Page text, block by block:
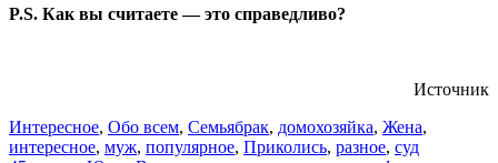
P.S. Как вы считаете — это справедливо?
Источник
Интересное, Обо всем, Семьябрак, домохозяйка, Жена,
интересное, муж, популярное, Приколись, разное, суд